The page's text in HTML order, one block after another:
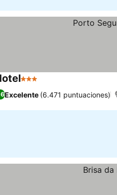
3 Estrellas
Excelente (6.471 puntuaciones)